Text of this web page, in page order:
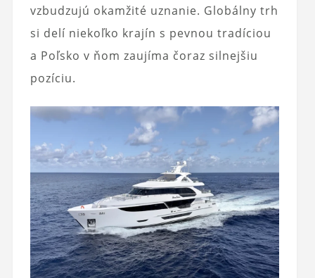
vzbudzujú okamžité uznanie. Globálny trh
si delí niekoľko krajín s pevnou tradíciou
a Poľsko v ňom zaujíma čoraz silnejšiu
pozíciu.